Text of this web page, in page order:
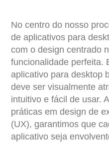
No centro do nosso
de aplicativos para
com o design centrado
funcionalidade perfeita.
aplicativo para desktop
deve ser visualmente
intuitivo e fácil de usar.
práticas em design de
(UX), garantimos que
aplicativo seja